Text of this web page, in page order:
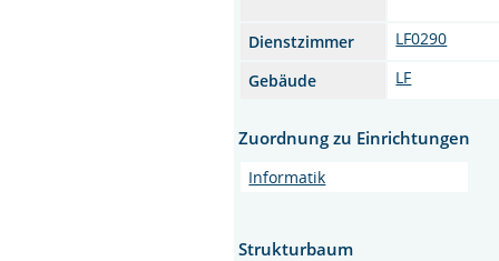
Dienstzimmer
LF0290
Gebäude
LF
Zuordnung zu Einrichtungen
Informatik
Strukturbaum